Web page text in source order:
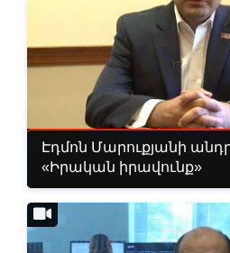
Էդմոն Մարուքյանի
«Իրական իրավունք»